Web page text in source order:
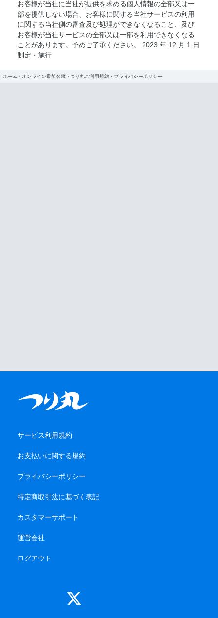
お客様が当社に当社が提供を求める個人情報の全部又は一
部を提供しない場合、お客様に関する当社サービスの利用
に関する当社側の審査及び処理ができなくなること、及び
お客様が当社サービスの全部又は一部を利用できなくなる
ことがあります。予めご了承ください。 2023 年 12 月 1 日
制定・施行
ホーム › オンライン乗船名簿 › つり丸ご利用規約・プライバシーポリシー
サービス利用規約
お支払いに関する規約
プライバシーポリシー
特定商取引法に基づく表記
カスタマーサポート
運営会社
ログアウト